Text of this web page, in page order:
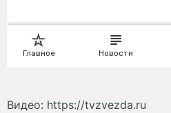
Видео: https://tvzvezda.ru